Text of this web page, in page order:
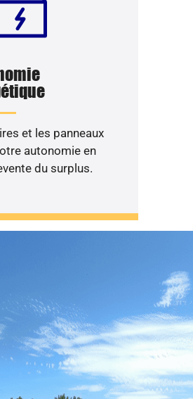
et les panneaux
autonomie en
du surplus.